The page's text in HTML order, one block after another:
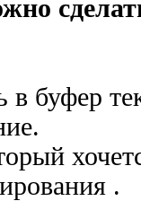
в буфер
.